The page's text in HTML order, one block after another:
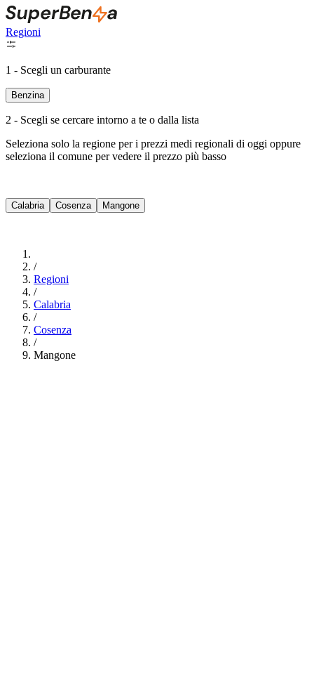
Regioni
1 - Scegli un carburante
Benzina
2 - Scegli se cercare intorno a te o dalla lista
Seleziona solo la regione per i prezzi medi regionali di oggi oppure
seleziona il comune per vedere il prezzo più basso
Calabria Cosenza Mangone
/
Regioni
/
Calabria
/
Cosenza
/
Mangone